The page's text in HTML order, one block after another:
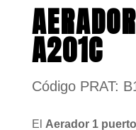
A201C
Código PRAT:
El Aerador 1